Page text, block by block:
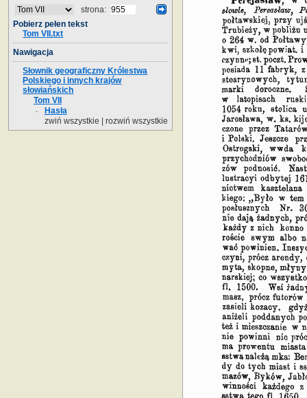
strona:
Pobierz pełen tekst
Tom VII.txt
Nawigacja
Słownik geograficzny Królestwa
Polskiego i innych krajów
słowiańskich
Tom VII
Hasła
zwiń wszystkie
rozwiń wszystkie